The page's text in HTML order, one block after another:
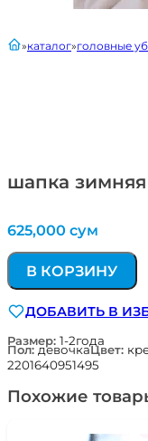
шапка
главнаякаталог головные
625,000 сум
В КОРЗИНУ
ДОБАВИТЬ В
Размер: 1-2года
Пол:девочкаЦвет:
2201640951495
Похожие